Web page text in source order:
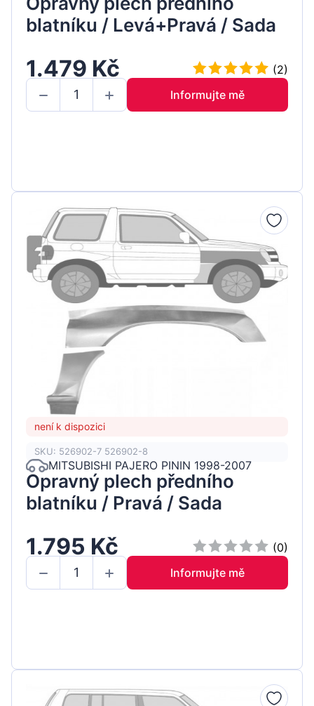
blatníku / Levá+Pravá / Sada
1.479 Kč
(2)
Informujte mě
není k dispozici
SKU: 526902-7 526902-8
MITSUBISHI PAJERO PININ 1998-2007
Opravný plech předního
blatníku / Pravá / Sada
1.795 Kč
(0)
Informujte mě